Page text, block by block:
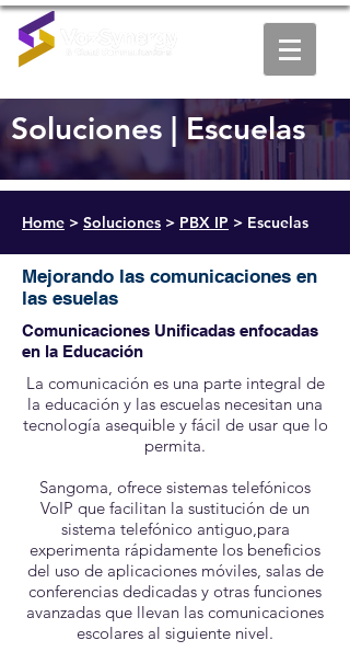
Soluciones | Escuelas
Home > Soluciones > PBX IP > Escuelas
Mejorando las comunicaciones en
las esuelas
Comunicaciones Unificadas enfocadas
en la Educación
La comunicación es una parte integral de
la educación y las escuelas necesitan una
tecnología asequible y fácil de usar que lo
permita.
Sangoma, ofrece sistemas telefónicos
VoIP que facilitan la sustitución de un
sistema telefónico antiguo,para
experimenta rápidamente los beneficios
del uso de aplicaciones móviles, salas de
conferencias dedicadas y otras funciones
avanzadas que llevan las comunicaciones
escolares al siguiente nivel.